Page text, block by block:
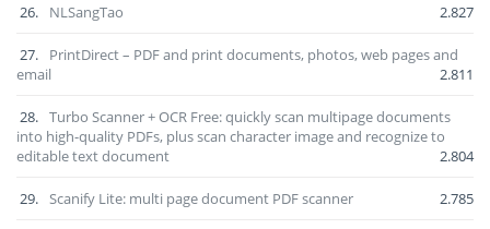
26.
NLSangTao 2.827
27.
PrintDirect – PDF and print documents, photos, web pages and
email
2.811
28. Turbo Scanner + OCR Free: quickly scan multipage documents
into high-quality PDFs, plus scan character image and recognize to
editable text document
2.804
29. Scanify Lite: multi page document PDF scanner 2.785